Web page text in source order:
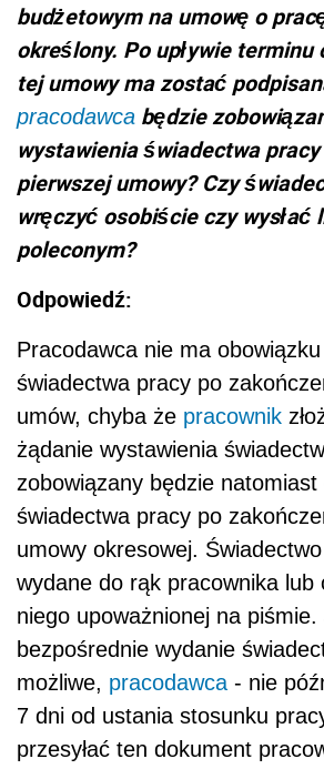
budżetowym na umowę o
określony. Po upływie terminu
tej umowy ma zostać
pracodawca będzie
wystawienia świadectwa
pierwszej umowy? Czy
wręczyć osobiście czy wysłać
poleconym?
Odpowiedź:
Pracodawca nie ma
świadectwa pracy po
umów, chyba że pracownik
żądanie wystawienia
zobowiązany będzie
świadectwa pracy po
umowy okresowej.
wydane do rąk pracownika lub
niego upoważnionej na
bezpośrednie wydanie
możliwe, pracodawca - nie
7 dni od ustania stosunku
przesyłać ten dokument